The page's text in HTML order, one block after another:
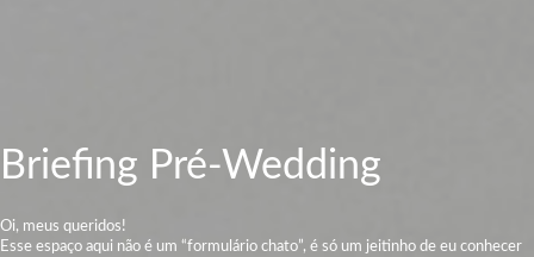
Briefing Pré-Wedding
Oi, meus queridos!
Esse espaço aqui não é um “formulário chato”, é só um jeitinho de eu conhecer